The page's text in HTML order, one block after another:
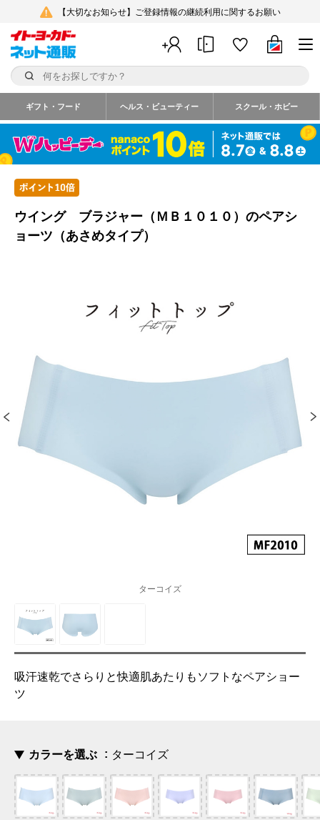
【大切なお知らせ】ご登録情報の継続利用に関するお願い
ギフト・フード ヘルス・ビューティー スクール・ホビー
ウイング ブラジャー（ＭＢ１０１０）のペアシ
ョーツ（あさめタイプ）
ターコイズ
吸汗速乾でさらりと快適肌あたりもソフトなペアショー
ツ
カラーを選ぶ ターコイズ